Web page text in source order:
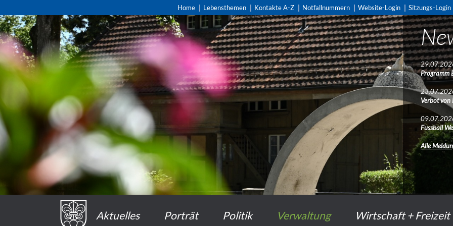
Home Lebensthemen Kontakte A-Z Notfallnummern Website-Login Sitzungs-Login
Programm
Verbot von
Fussball
Alle
Bau- und
Münger
Alle
Aktuelles Porträt Politik Verwaltung Wirtschaft + Freizeit